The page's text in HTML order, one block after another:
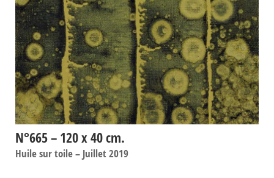
N°665 – 120 x 40 cm.
Huile sur toile – Juillet 2019